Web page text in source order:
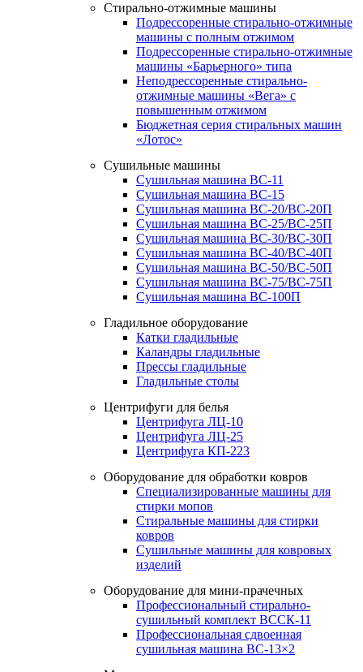
Стирально-отжимные машины
Подрессоренные стирально-отжимные
машины с полным отжимом
Подрессоренные стирально-отжимные
машины «Барьерного» типа
Неподрессоренные стирально-
отжимные машины «Вега» с
повышенным отжимом
Бюджетная серия стиральных машин
«Лотос»
Сушильные машины
Сушильная машина ВС-11
Сушильная машина ВС-15
Сушильная машина ВС-20/ВС-20П
Сушильная машина ВС-25/ВС-25П
Сушильная машина ВС-30/ВС-30П
Сушильная машина ВС-40/ВС-40П
Сушильная машина ВС-50/ВС-50П
Сушильная машина ВС-75/ВС-75П
Сушильная машина ВС-100П
Гладильное оборудование
Катки гладильные
Каландры гладильные
Прессы гладильные
Гладильные столы
Центрифуги для белья
Центрифуга ЛЦ-10
Центрифуга ЛЦ-25
Центрифуга КП-223
Оборудование для обработки ковров
Специализированные машины для
стирки мопов
Стиральные машины для стирки
ковров
Сушильные машины для ковровых
изделий
Оборудование для мини-прачечных
Профессиональный стирально-
сушильный комплект ВССК-11
Профессиональная сдвоенная
сушильная машина ВС-13×2